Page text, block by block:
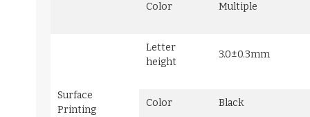
Color Multiple
Surface
Printing
Letter
height
3.0±0.3mm
Color Black